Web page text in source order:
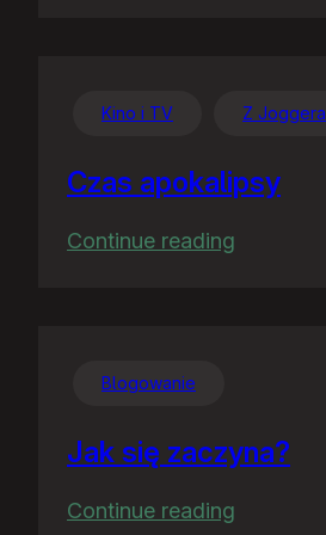
Kino i TV Z Joggera
Czas apokalipsy
Continue reading
Blogowanie
Jak się zaczyna?
Continue reading